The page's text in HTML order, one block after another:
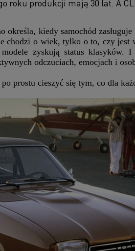
roku produkcji mają 30 lat. A
kiedy samochód
chodzi o wiek, tylko o to, czy
zyskują status klasyków.
odczuciach, emocjach i
prostu cieszyć się tym, co dla